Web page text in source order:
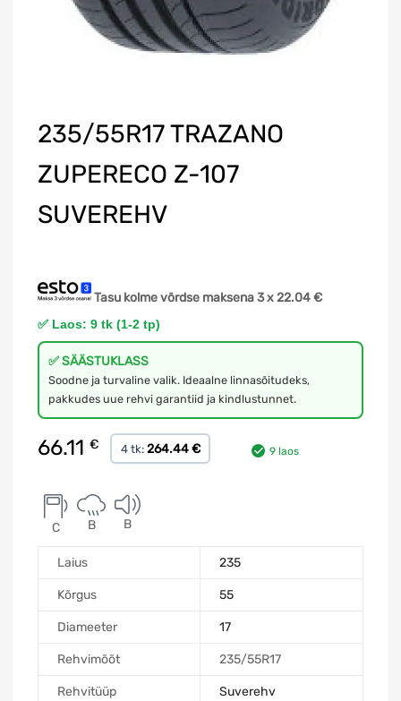
235/55R17 TRAZANO
ZUPERECO Z-107
SUVEREHV
Tasu kolme võrdse maksena 3 x22.04€
✅ Laos: 9 tk (1-2 tp)
✅ SÄÄSTUKLASS
Soodne ja turvaline valik. Ideaalne linnasõitudeks,
pakkudes uue rehvi garantiid ja kindlustunnet.
66.11 € 4 tk: 264.44 € 9 laos
C B B
Laius 235
Kõrgus 55
Diameeter 17
Rehvimõõt 235/55R17
Rehvitüüp Suverehv